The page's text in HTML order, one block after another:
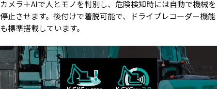
カメラ＋AIで人とモノを判別し、危険検知時には自動で機械を
停止させます。後付けで着脱可能で、ドライブレコーダー機能
も標準搭載しています。